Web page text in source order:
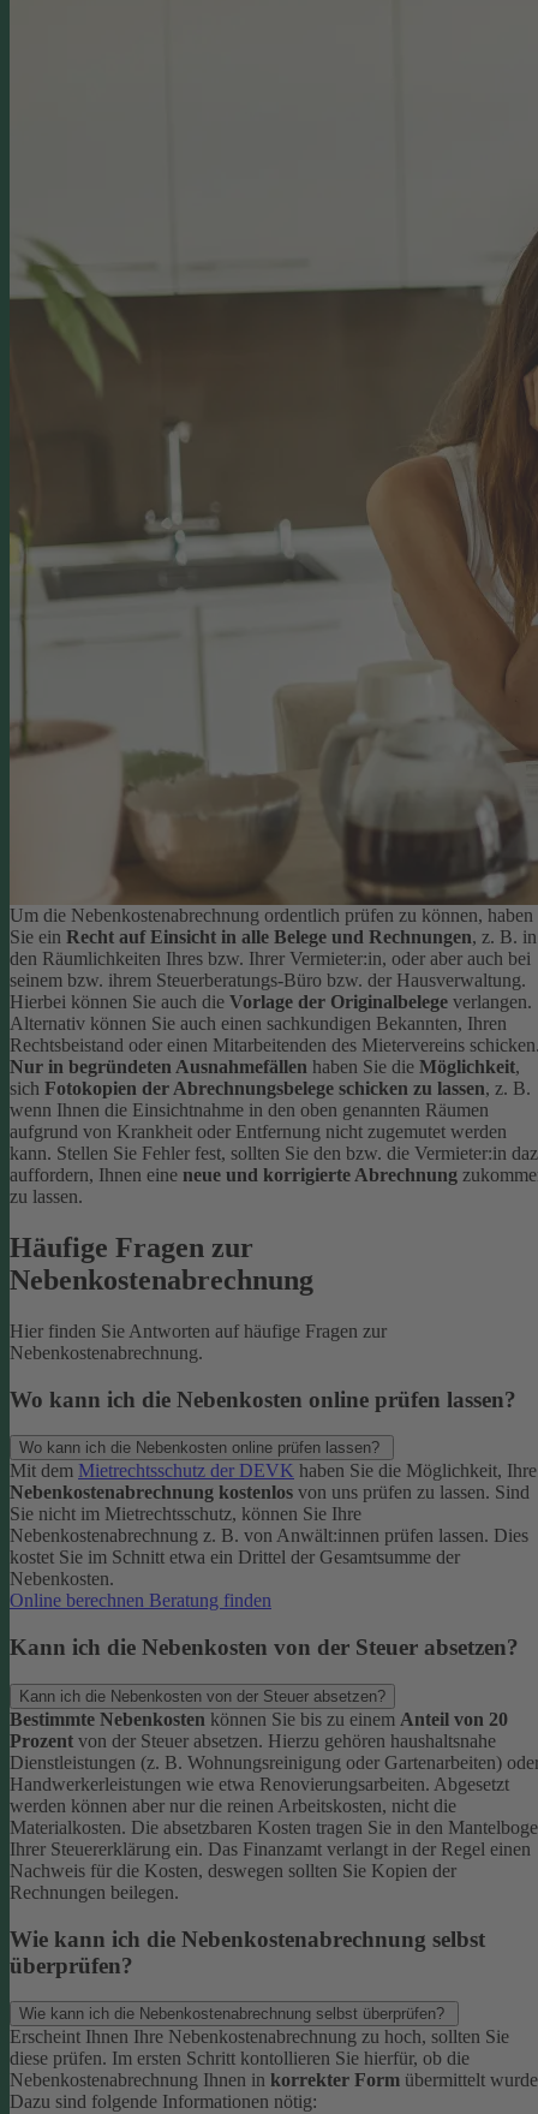
Um die Nebenkostenabrechnung ordentlich prüfen zu können, haben
Sie ein Recht auf Einsicht in alle Belege und Rechnungen, z. B. in
den Räumlichkeiten Ihres bzw. Ihrer Vermieter:in, oder aber auch bei
seinem bzw. ihrem Steuerberatungs-Büro bzw. der Hausverwaltung.
Hierbei können Sie auch die Vorlage der Originalbelege verlangen.
Alternativ können Sie auch einen sachkundigen Bekannten, Ihren
Rechtsbeistand oder einen Mitarbeitenden des Mietervereins
Nur in begründeten Ausnahmefällen haben Sie die Möglichkeit,
sich Fotokopien der Abrechnungsbelege schicken zu lassen, z. B.
wenn Ihnen die Einsichtnahme in den oben genannten Räumen
aufgrund von Krankheit oder Entfernung nicht zugemutet werden
kann. Stellen Sie Fehler fest, sollten Sie den bzw. die Vermieter:in
auffordern, Ihnen eine neue und korrigierte Abrechnung
zu lassen.
Häufige Fragen zur
Nebenkostenabrechnung
Hier finden Sie Antworten auf häufige Fragen zur
Nebenkostenabrechnung.
Wo kann ich die Nebenkosten online prüfen lassen?
Wo kann ich die Nebenkosten online prüfen lassen?
Mit dem Mietrechtsschutz der DEVK haben Sie die Möglichkeit, Ihre
Nebenkostenabrechnung kostenlos von uns prüfen zu lassen. Sind
Sie nicht im Mietrechtsschutz, können Sie Ihre
Nebenkostenabrechnung z. B. von Anwält:innen prüfen lassen. Dies
kostet Sie im Schnitt etwa ein Drittel der Gesamtsumme der
Nebenkosten.
Online berechnen Beratung finden
Kann ich die Nebenkosten von der Steuer absetzen?
Kann ich die Nebenkosten von der Steuer absetzen?
Bestimmte Nebenkosten können Sie bis zu einem Anteil von 20
Prozent von der Steuer absetzen. Hierzu gehören haushaltsnahe
Dienstleistungen (z. B. Wohnungsreinigung oder Gartenarbeiten)
Handwerkerleistungen wie etwa Renovierungsarbeiten. Abgesetzt
werden können aber nur die reinen Arbeitskosten, nicht die
Materialkosten. Die absetzbaren Kosten tragen Sie in den
Ihrer Steuererklärung ein. Das Finanzamt verlangt in der Regel einen
Nachweis für die Kosten, deswegen sollten Sie Kopien der
Rechnungen beilegen.
Wie kann ich die Nebenkostenabrechnung selbst
überprüfen?
Wie kann ich die Nebenkostenabrechnung selbst überprüfen?
Erscheint Ihnen Ihre Nebenkostenabrechnung zu hoch, sollten Sie
diese prüfen. Im ersten Schritt kontollieren Sie hierfür, ob die
Nebenkostenabrechnung Ihnen in korrekter Form übermittelt
Dazu sind folgende Informationen nötig: